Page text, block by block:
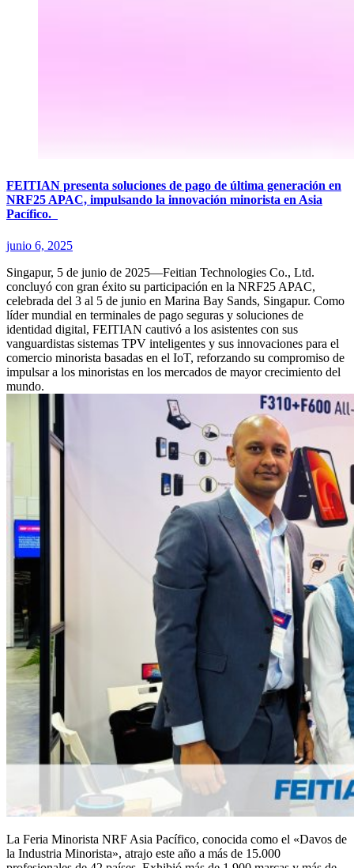
FEITIAN presenta soluciones de pago de última generación en
NRF25 APAC, impulsando la innovación minorista en Asia
Pacífico.
junio 6, 2025
Singapur, 5 de junio de 2025—Feitian Technologies Co., Ltd.
concluyó con gran éxito su participación en la NRF25 APAC,
celebrada del 3 al 5 de junio en Marina Bay Sands, Singapur. Como
líder mundial en terminales de pago seguras y soluciones de
identidad digital, FEITIAN cautivó a los asistentes con sus
vanguardistas sistemas TPV inteligentes y sus innovaciones para el
comercio minorista basadas en el IoT, reforzando su compromiso de
impulsar a los minoristas en los mercados de mayor crecimiento del
mundo.
La Feria Minorista NRF Asia Pacífico, conocida como el «Davos de
la Industria Minorista», atrajo este año a más de 15.000